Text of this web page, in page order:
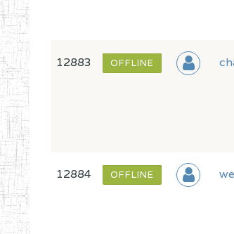
12883 OFFLINE
12884 OFFLINE